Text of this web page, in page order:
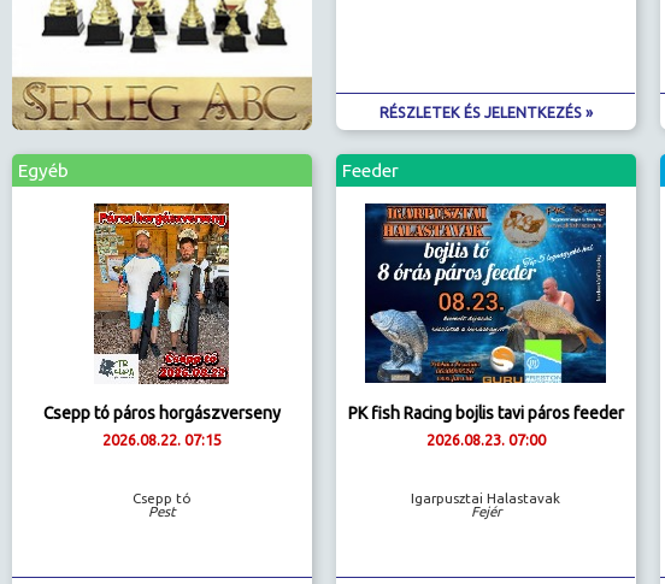
RÉSZLETEK ÉS JELENTKEZÉS »
Egyéb
Csepp tó páros horgászverseny
2026.08.22. 07:15
Csepp tó
Pest
Feeder
PK fish Racing bojlis tavi páros feeder
2026.08.23. 07:00
Igarpusztai Halastavak
Fejér